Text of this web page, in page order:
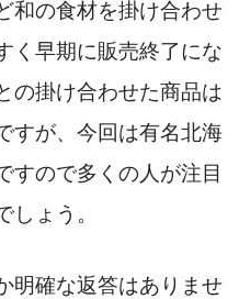
和の食材を掛け合わせ
く早期に販売終了にな
の掛け合わせた商品は
すが、今回は有名北海
すので多くの人が注目
しょう。
明確な返答はありませ